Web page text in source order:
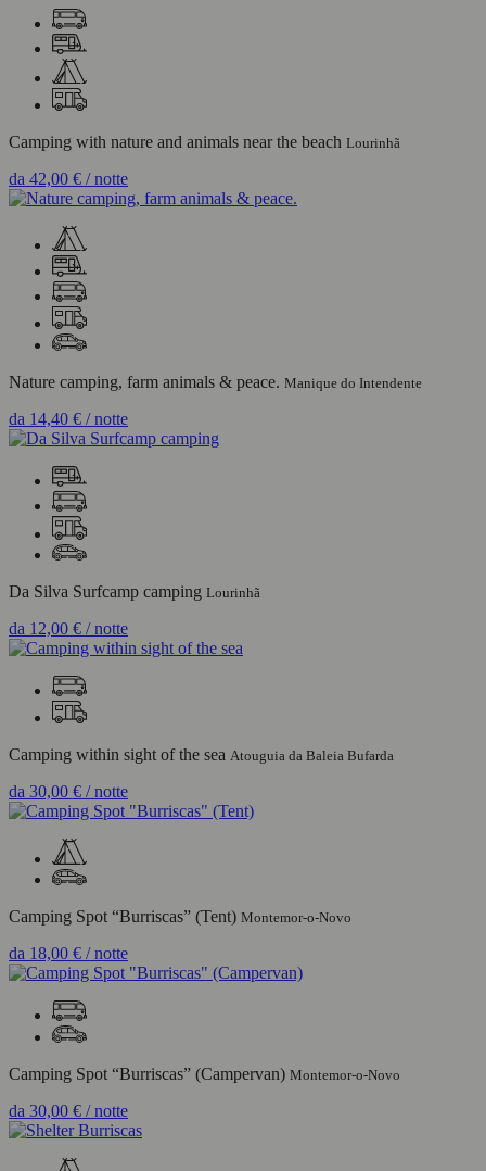
Camping with nature and animals near the beach Lourinhã
da 42,00 € / notte
Nature camping, farm animals & peace. Manique do Intendente
da 14,40 € / notte
Da Silva Surfcamp camping Lourinhã
da 12,00 € / notte
Camping within sight of the sea Atouguia da Baleia Bufarda
da 30,00 € / notte
Camping Spot “Burriscas” (Tent) Montemor-o-Novo
da 18,00 € / notte
Camping Spot “Burriscas” (Campervan) Montemor-o-Novo
da 30,00 € / notte